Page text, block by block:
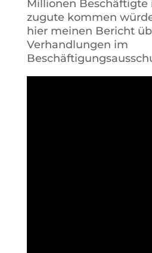
Millionen Beschäftigte
zugute kommen
hier meinen Bericht
Verhandlungen im